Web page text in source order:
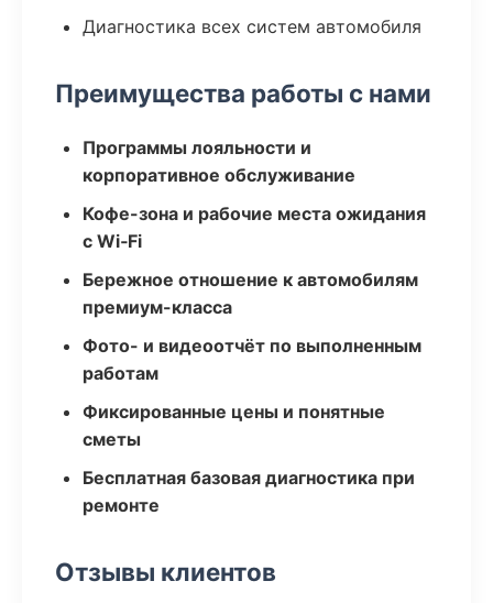
Диагностика всех систем автомобиля
Преимущества работы с нами
Программы лояльности и
корпоративное обслуживание
Кофе-зона и рабочие места ожидания
с Wi‑Fi
Бережное отношение к автомобилям
премиум-класса
Фото- и видеоотчёт по выполненным
работам
Фиксированные цены и понятные
сметы
Бесплатная базовая диагностика при
ремонте
Отзывы клиентов